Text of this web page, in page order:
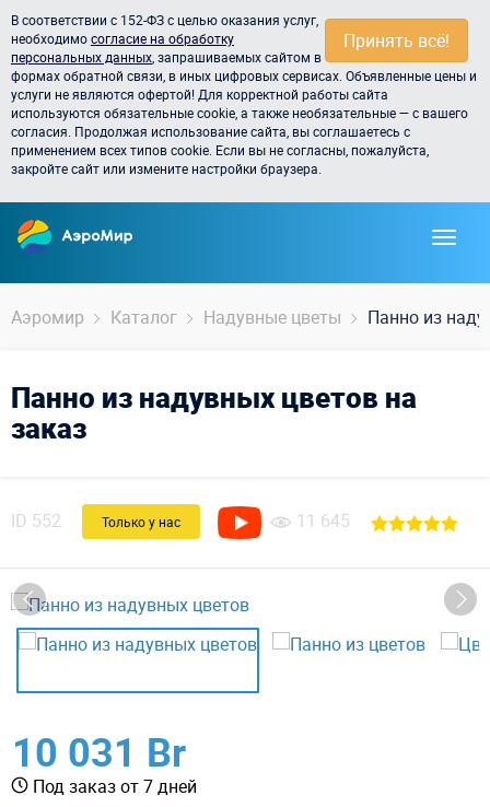
Принять всё!
В соответствии с 152-ФЗ с целью оказания услуг,
необходимосогласие на обработку
персональных данных , запрашиваемых сайтом в
формах обратной связи, в иных цифровых сервисах. Объявленные цены и
услуги не являются офертой! Для корректной работы сайта
используются обязательные cookie, а также необязательные — с вашего
согласия. Продолжая использование сайта, вы соглашаетесь с
применением всех типов cookie. Если вы не согласны, пожалуйста,
закройте сайт или измените настройки браузера.
Аэромир Каталог Надувные цветы Панно из
Панно из надувных цветов на
заказ
ID 552 Только у нас 11 645
10 031 Br
Под заказ от 7 дней